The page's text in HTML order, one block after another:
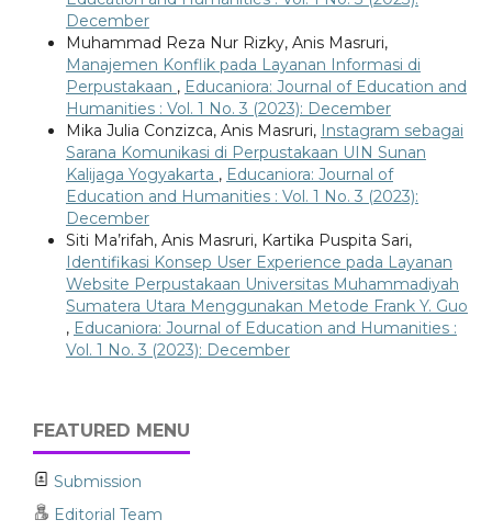
December
Muhammad Reza Nur Rizky, Anis Masruri,
Manajemen Konflik pada Layanan Informasi di
Perpustakaan , Educaniora: Journal of Education and
Humanities : Vol. 1 No. 3 (2023): December
Mika Julia Conzizca, Anis Masruri, Instagram sebagai
Sarana Komunikasi di Perpustakaan UIN Sunan
Kalijaga Yogyakarta , Educaniora: Journal of
Education and Humanities : Vol. 1 No. 3 (2023):
December
Siti Ma’rifah, Anis Masruri, Kartika Puspita Sari,
Identifikasi Konsep User Experience pada Layanan
Website Perpustakaan Universitas Muhammadiyah
Sumatera Utara Menggunakan Metode Frank Y. Guo
, Educaniora: Journal of Education and Humanities :
Vol. 1 No. 3 (2023): December
FEATURED MENU
Submission
Editorial Team